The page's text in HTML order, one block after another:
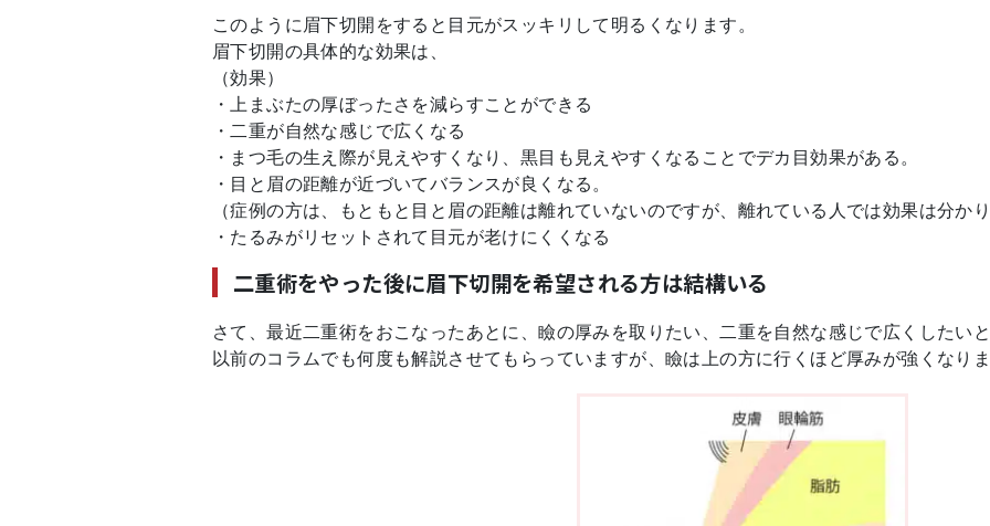
このように眉下切開をすると目元がスッキリして明るくなります。
眉下切開の具体的な効果は、
（効果）
・上まぶたの厚ぼったさを減らすことができる
・二重が自然な感じで広くなる
・まつ毛の生え際が見えやすくなり、黒目も見えやすくなることでデカ目効果がある。
・目と眉の距離が近づいてバランスが良くなる。
（症例の方は、もともと目と眉の距離は離れていないのですが、離れている人では効果は分か
・たるみがリセットされて目元が老けにくくなる
二重術をやった後に眉下切開を希望される方は結構いる
さて、最近二重術をおこなったあとに、瞼の厚みを取りたい、二重を自然な感じで広くしたい
以前のコラムでも何度も解説させてもらっていますが、瞼は上の方に行くほど厚みが強くなりま